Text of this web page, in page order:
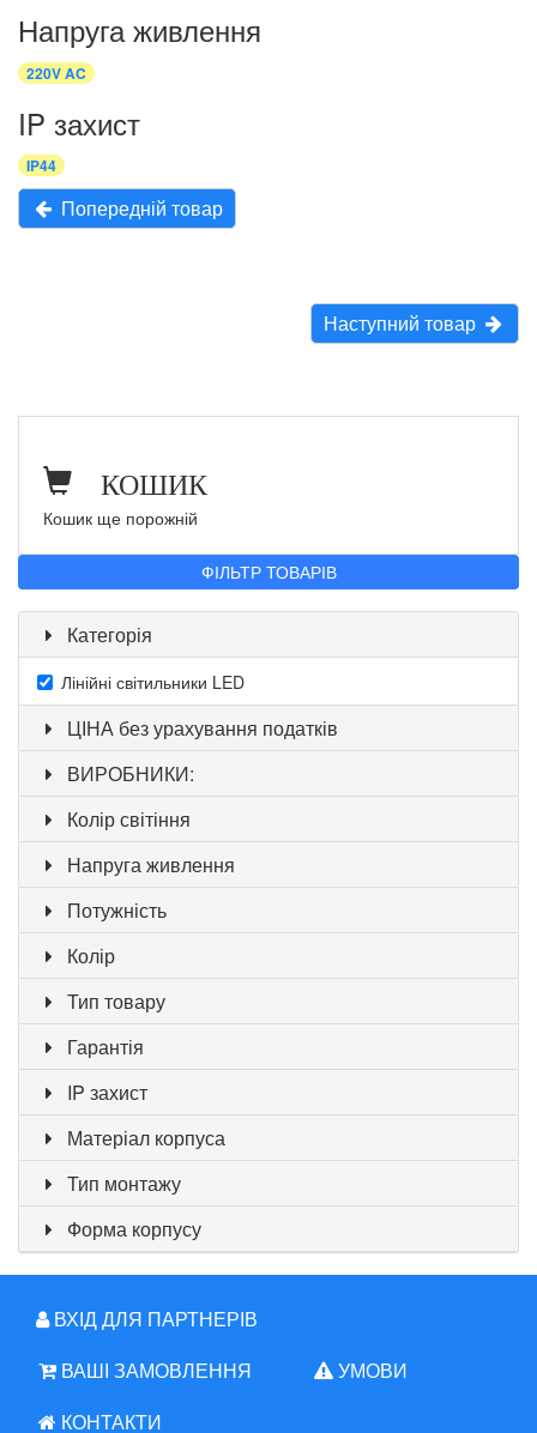
Напруга живлення
220V AC
IP захист
IP44
Попередній товар
Наступний товар
КОШИК
Кошик ще порожній
ФІЛЬТР ТОВАРІВ
Категорія
Лінійні світильники LED
ЦІНА без урахування податків
ВИРОБНИКИ:
Колір світіння
Напруга живлення
Потужність
Колір
Тип товару
Гарантія
IP захист
Матеріал корпуса
Тип монтажу
Форма корпусу
ВХІД ДЛЯ ПАРТНЕРІВ
ВАШІ ЗАМОВЛЕННЯ
УМОВИ
КОНТАКТИ